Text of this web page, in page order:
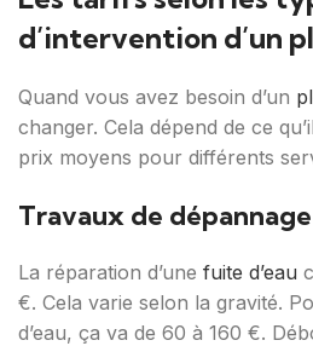
d’intervention d’un
Quand vous avez besoin d’un
changer. Cela dépend de ce
prix moyens pour différents
Travaux de
La réparation d’une fuite d’eau
€. Cela varie selon la gravité.
d’eau, ça va de 60 à 160 €.